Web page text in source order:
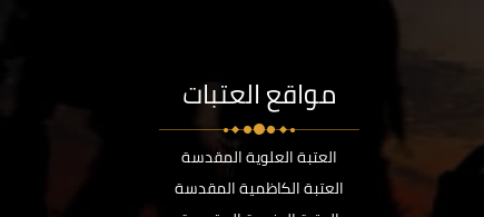
مواقع العتبات
العتبة العلوية المقدسة
العتبة الكاظمية المقدسة